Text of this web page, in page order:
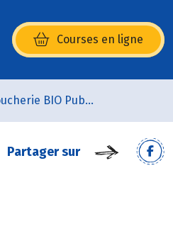
Courses en ligne
(s’ouvre dans une nouvelle
Boucherie BIO Publier
Partager sur